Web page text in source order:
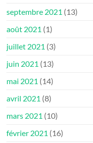
septembre 2021 (13)
août 2021 (1)
juillet 2021 (3)
juin 2021 (13)
mai 2021 (14)
avril 2021 (8)
mars 2021 (10)
février 2021 (16)